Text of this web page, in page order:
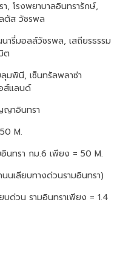
, โรงพยาบาลอินทรารักษ์,
ตัส วัชรพล
ารี่มอลล์วัชรพล, เสถียรธรรม
ต
มพินี, เซ็นทรัลพลาซ่า
ส์แลนด์
ญาอินทรา
M.
นทรา กม.6 เพียง = 50 M.
นเลียบทางด่วนรามอินทรา)
ด่วน รามอินทราเพียง = 1.4